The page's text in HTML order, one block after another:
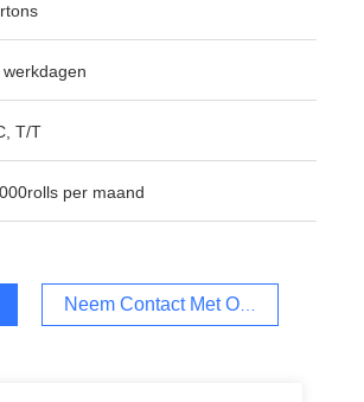
werkdagen
T/T
per maand
Neem Contact Met Ons Op